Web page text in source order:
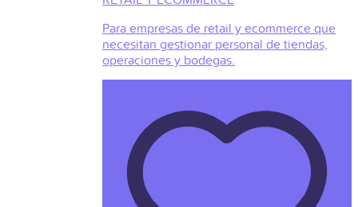
Para empresas de retail y ecommerce que
necesitan gestionar personal de tiendas,
operaciones y bodegas.